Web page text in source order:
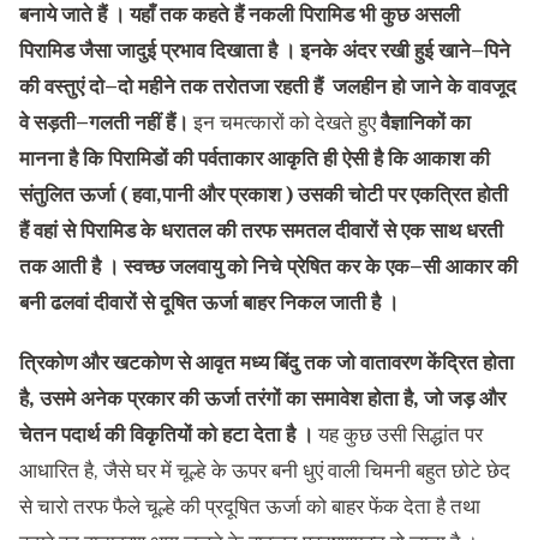
बनाये जाते हैं । यहाँ तक कहते हैं नकली पिरामिड भी कुछ असली
पिरामिड जैसा जादुई प्रभाव दिखाता है । इनके अंदर रखी हुई खाने–पिने
की वस्तुएं दो–दो महीने तक तरोतजा रहती हैं जलहीन हो जाने के वावजूद
वे सड़ती–गलती नहीं हैं।इन चमत्कारों को देखते हुएवैज्ञानिकों का
मानना है कि पिरामिडों की पर्वताकार आकृति ही ऐसी है कि आकाश की
संतुलित ऊर्जा(हवा,पानी और प्रकाश)उसकी चोटी पर एकत्रित होती
हैं वहां से पिरामिड के धरातल की तरफ समतल दीवारों से एक साथ धरती
तक आती है । स्वच्छ जलवायु को निचे प्रेषित कर के एक–सी आकार की
बनी ढलवां दीवारों से दूषित ऊर्जा बाहर निकल जाती है ।
त्रिकोण और खटकोण से आवृत मध्य बिंदु तक जो वातावरण केंद्रित होता
है,उसमे अनेक प्रकार की ऊर्जा तरंगों का समावेश होता है,जो जड़ और
चेतन पदार्थ की विकृतियों को हटा देता है । यह कुछ उसी सिद्धांत पर
आधारित है, जैसे घर में चूल्हे के ऊपर बनी धुएं वाली चिमनी बहुत छोटे छेद
से चारो तरफ फैले चूल्हे की प्रदूषित ऊर्जा को बाहर फेंक देता है तथा